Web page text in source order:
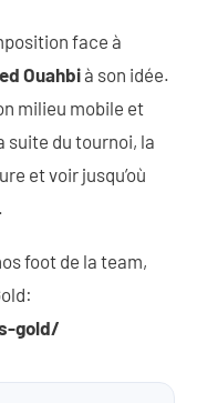
face à
Ouahbià son idée.
milieu mobile et
suite du tournoi, la
et voir jusqu’où
.
foot de la team,
gold/